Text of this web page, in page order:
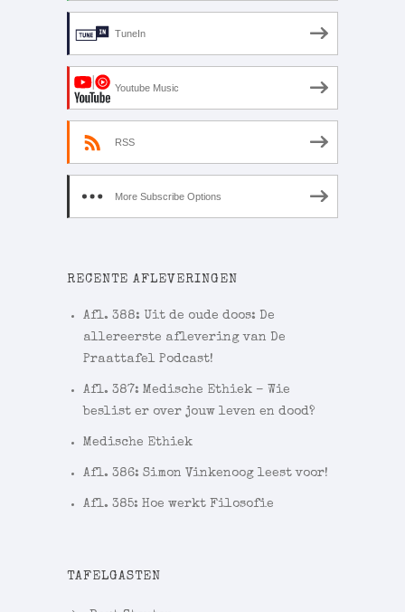
TuneIn
Youtube Music
RSS
More Subscribe Options
RECENTE AFLEVERINGEN
Afl. 388: Uit de oude doos: De
allereerste aflevering van De
Praattafel Podcast!
Afl. 387: Medische Ethiek – Wie
beslist er over jouw leven en dood?
Medische Ethiek
Afl. 386: Simon Vinkenoog leest voor!
Afl. 385: Hoe werkt Filosofie
TAFELGASTEN